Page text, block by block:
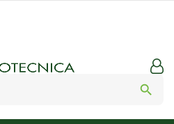
search